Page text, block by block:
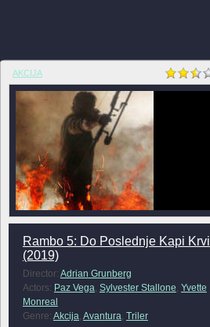
AKCIJA
Rambo 5: Do Poslednje Kapi Krvi
(2019)
Director: Adrian Grunberg
Actors: Paz Vega, Sylvester Stallone, Yvette
Monreal
Genre: Akcija, Avantura, Triler